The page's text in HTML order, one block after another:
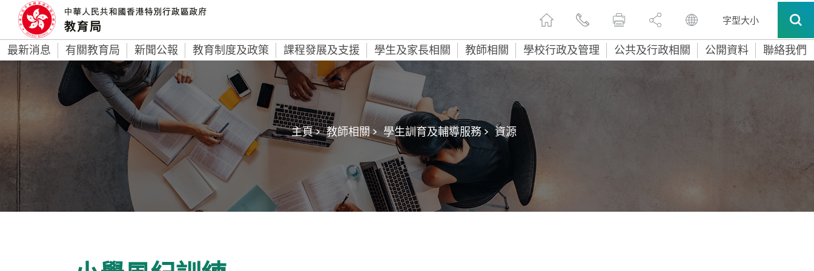
字型大小
最新消息 有關教育局 新聞公報 教育制度及政策 課程發展及支援 學生及家長相關 教師相關 學校行政及管理 公共及行政相關 公開資料 聯絡我們
主頁 > 教師相關 > 學生訓育及輔導服務 > 資源